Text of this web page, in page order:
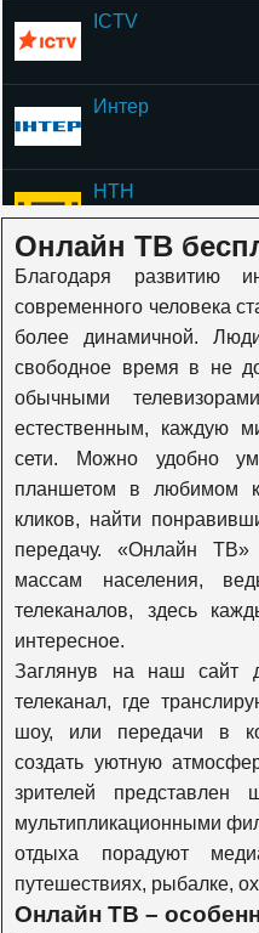
ICTV
Интер
НТН
ОЦЕ
К1
Viasat Explore
Viasat Nature
Viasat History
Travel+adventure
Travel Channel
Онлайн ТВ
Благодаря развитию
современного человека
более динамичной.
свободное время в не
обычными
естественным, каждую
сети. Можно удобно
планшетом в любимом
кликов, найти
передачу. «Онлайн
массам населения,
телеканалов, здесь
интересное.
Заглянув на наш сайт
телеканал, где
шоу, или передачи в
создать уютную
зрителей
мультипликационными
отдыха порадуют
путешествиях, рыбалке,
Онлайн ТВ –